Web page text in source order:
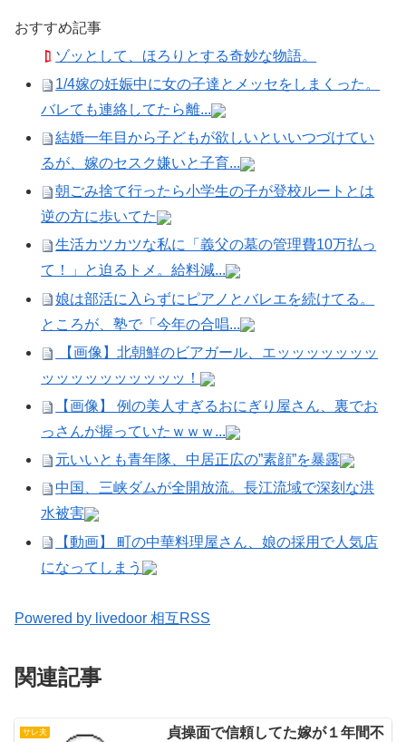
おすすめ記事
ゾッとして、ほろりとする奇妙な物語。
1/4嫁の妊娠中に女の子達とメッセをしまくった。
バレても連絡してたら離...
結婚一年目から子どもが欲しいといいつづけてい
るが、嫁のセスク嫌いと子育...
朝ごみ捨て行ったら小学生の子が登校ルートとは
逆の方に歩いてた
生活カツカツな私に「義父の墓の管理費10万払っ
て！」と迫るトメ。給料減...
娘は部活に入らずにピアノとバレエを続けてる。
ところが、塾で「今年の合唱...
【画像】北朝鮮のビアガール、エッッッッッッッ
ッッッッッッッッッッ！
【画像】 例の美人すぎるおにぎり屋さん、裏でお
っさんが握っていたｗｗｗ...
元いいとも青年隊、中居正広の”素顔”を暴露
中国、三峡ダムが全開放流。長江流域で深刻な洪
水被害
【動画】 町の中華料理屋さん、娘の採用で人気店
になってしまう
Powered by livedoor 相互RSS
関連記事
サレ夫
貞操面で信頼してた嫁が１年間不